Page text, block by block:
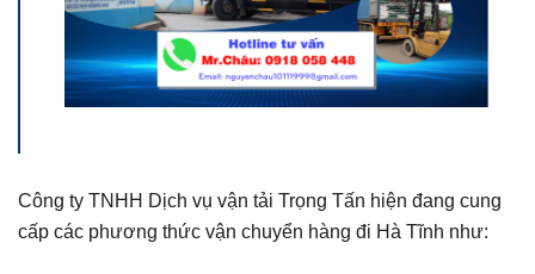
Công ty TNHH Dịch vụ vận tải Trọng Tấn hiện đang cung
cấp các phương thức vận chuyển hàng đi Hà Tĩnh như: